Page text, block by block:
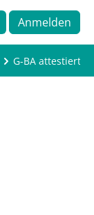
Anmelden
G-BA attestiert